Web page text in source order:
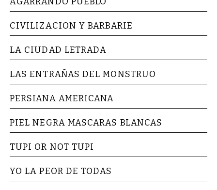
CIVILIZACION Y BARBARIE
LA CIUDAD LETRADA
LAS ENTRAÑAS DEL MONSTRUO
PERSIANA AMERICANA
PIEL NEGRA MASCARAS BLANCAS
TUPI OR NOT TUPI
YO LA PEOR DE TODAS